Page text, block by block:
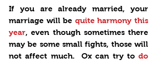
If you are already married, your
marriage will be quite harmony this
year, even though sometimes there
may be some small fights, those will
not affect much.  Ox can try to do